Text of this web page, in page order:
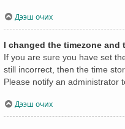
Дээш очих
I changed the timezone
If you are sure you have set
still incorrect, then the time
Please notify an administrator
Дээш очих